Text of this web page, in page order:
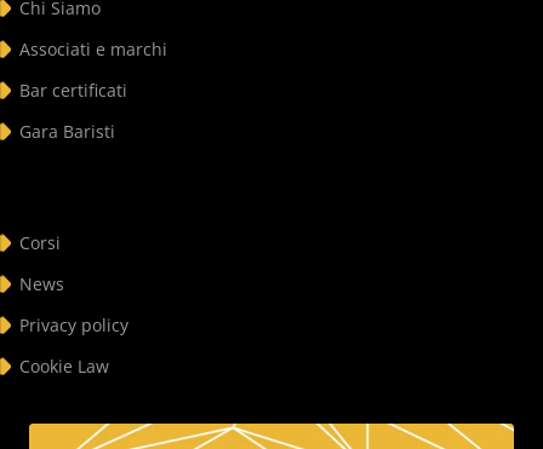
Chi Siamo
Associati e marchi
Bar certificati
Gara Baristi
Corsi
News
Privacy policy
Cookie Law